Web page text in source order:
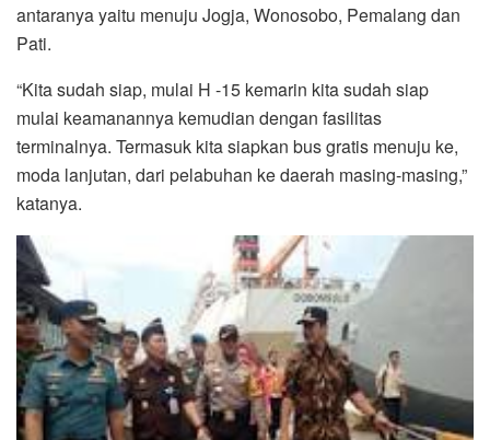
antaranya yaitu menuju Jogja, Wonosobo, Pemalang dan
Pati.
“Kita sudah siap, mulai H -15 kemarin kita sudah siap
mulai keamanannya kemudian dengan fasilitas
terminalnya. Termasuk kita siapkan bus gratis menuju ke,
moda lanjutan, dari pelabuhan ke daerah masing-masing,”
katanya.